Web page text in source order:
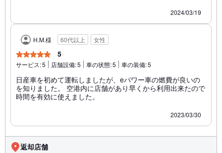
2024/03/19
H.M.様 60代以上 女性
5
サービス:5 店舗設備:5 車の状態:5 車の装備:5
日産車を初めて運転しましたが、eパワー車の燃費が良いの
を知りました。 空港内に店舗があり早くから利用出来たので
時間を有効に使えました。
2023/03/30
返却店舗